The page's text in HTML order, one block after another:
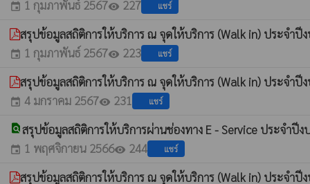
event 1 กุมภาพันธ์ 2567visibility 227 แชร์
สรุปข้อมูลสถิติการให้บริการ ณ จุดให้บริการ (Walk in) ประจำ
event 1 กุมภาพันธ์ 2567visibility 223 แชร์
สรุปข้อมูลสถิติการให้บริการ ณ จุดให้บริการ (Walk in) ประจำ
event 4 มกราคม 2567visibility 231 แชร์
find_in_pageสรุปข้อมูลสถิติการให้บริการผ่านช่องทาง E - Service ประจำ
event 1 พฤศจิกายน 2566visibility 244 แชร์
สรุปข้อมูลสถิติการให้บริการ ณ จุดให้บริการ (Walk in) ประจำ